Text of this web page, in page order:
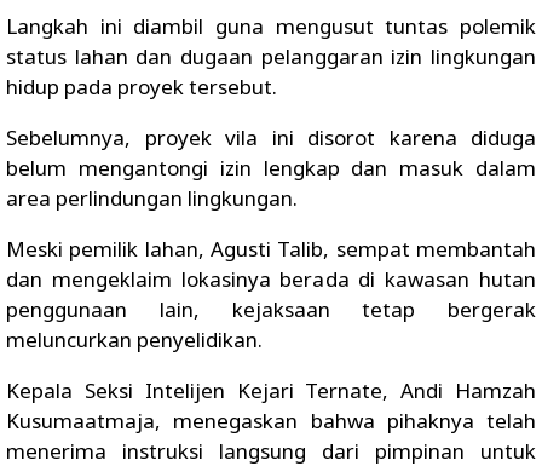
Langkah ini diambil guna mengusut tuntas polemik
status lahan dan dugaan pelanggaran izin lingkungan
hidup pada proyek tersebut.
Sebelumnya, proyek vila ini disorot karena diduga
belum mengantongi izin lengkap dan masuk dalam
area perlindungan lingkungan.
Meski pemilik lahan, Agusti Talib, sempat membantah
dan mengeklaim lokasinya berada di kawasan hutan
penggunaan lain, kejaksaan tetap bergerak
meluncurkan penyelidikan.
Kepala Seksi Intelijen Kejari Ternate, Andi Hamzah
Kusumaatmaja, menegaskan bahwa pihaknya telah
menerima instruksi langsung dari pimpinan untuk